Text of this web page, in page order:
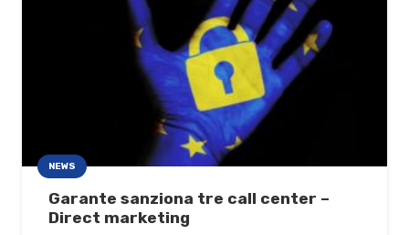
NEWS
Garante sanziona tre call center –
Direct marketing